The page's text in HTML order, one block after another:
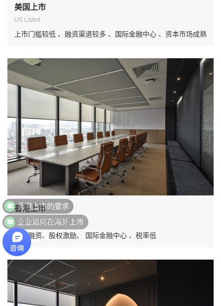
美国上市
US Listed
上市门槛较低 、融资渠道较多 、国际金融中心 、资本市场成熟
香港上市
Listed in Hong Kong
快速融资、股权激励、 国际金融中心 、税率低
企业如何在海外上市
香港上市的要求